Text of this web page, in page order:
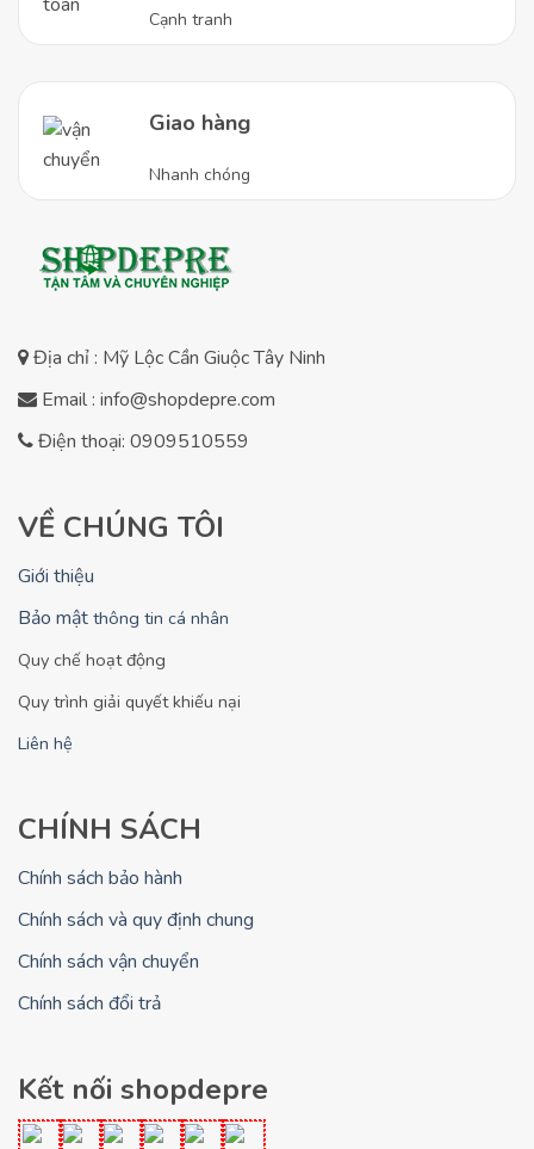
Cạnh tranh
Giao hàng
Nhanh chóng
Địa chỉ : Mỹ Lộc Cần Giuộc Tây Ninh
Email : info@shopdepre.com
Điện thoại: 0909510559
VỀ CHÚNG TÔI
Giới thiệu
Bảo mật thông tin cá nhân
Quy chế hoạt động
Quy trình giải quyết khiếu nại
Liên hệ
CHÍNH SÁCH
Chính sách bảo hành
Chính sách và quy định chung
Chính sách vận chuyển
Chính sách đổi trả
Kết nối shopdepre